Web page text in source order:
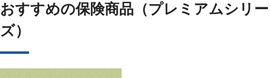
おすすめの保険商品（プレミアムシリー
ズ）